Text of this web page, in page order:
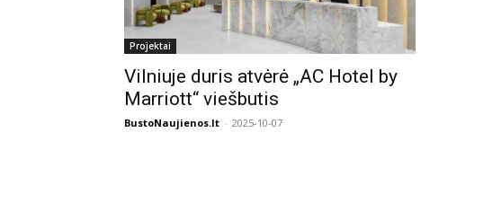
Projektai
Vilniuje duris atvėrė „AC Hotel by
Marriott“ viešbutis
BustoNaujienos.lt - 2025-10-07